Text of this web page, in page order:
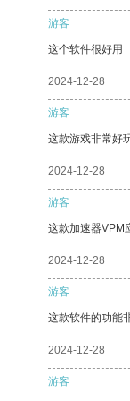
游客
这个软件很好用
2024-12-28
游客
这款游戏非常好
2024-12-28
游客
这款加速器VPM
2024-12-28
游客
这款软件的功能
2024-12-28
游客